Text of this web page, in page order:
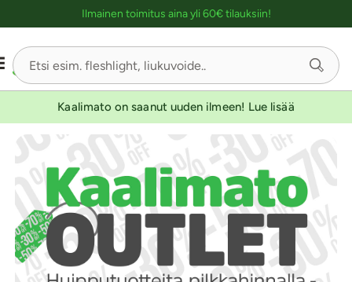
Ilmainen toimitus aina yli 60€ tilauksiin!
Kaalimato on saanut uuden ilmeen! Lue lisää